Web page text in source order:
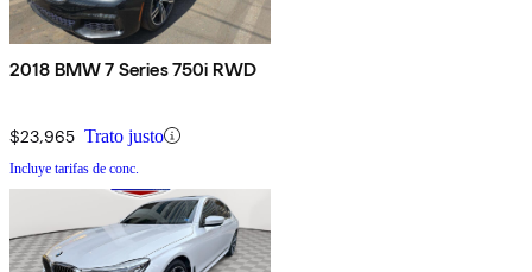
2018 BMW 7 Series 750i RWD
$23,965 Trato justo
Incluye tarifas de conc.